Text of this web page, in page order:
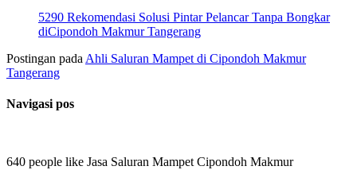
5290 Rekomendasi Solusi Pintar Pelancar Tanpa Bongkar
diCipondoh Makmur Tangerang
Postingan pada Ahli Saluran Mampet di Cipondoh Makmur
Tangerang
Navigasi pos
640 people like Jasa Saluran Mampet Cipondoh Makmur